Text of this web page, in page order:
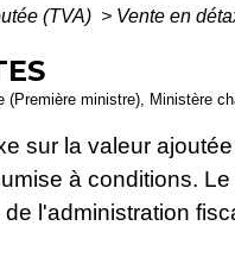
(TVA) > Vente en
ministre), Ministère
sur la valeur
à conditions.
l'administration